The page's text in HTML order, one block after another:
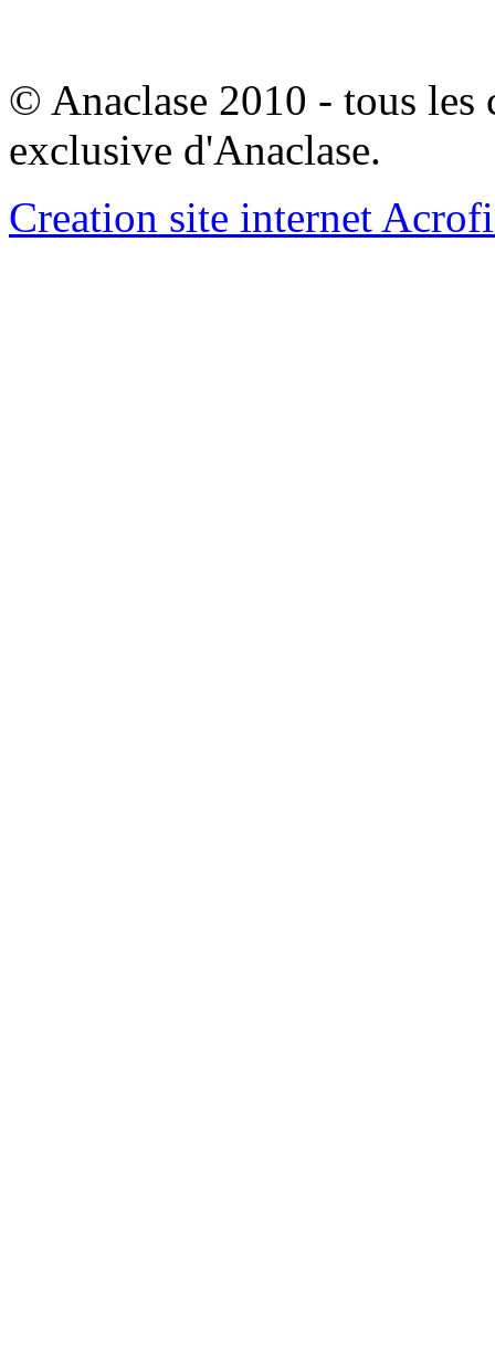
© Anaclase 2010 - tous les
exclusive d'Anaclase.
Creation site internet